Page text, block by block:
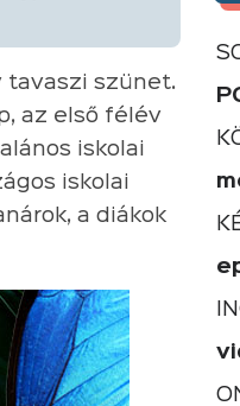
tavaszi szünet.
az első félév
iskolai
iskolai
a diákok